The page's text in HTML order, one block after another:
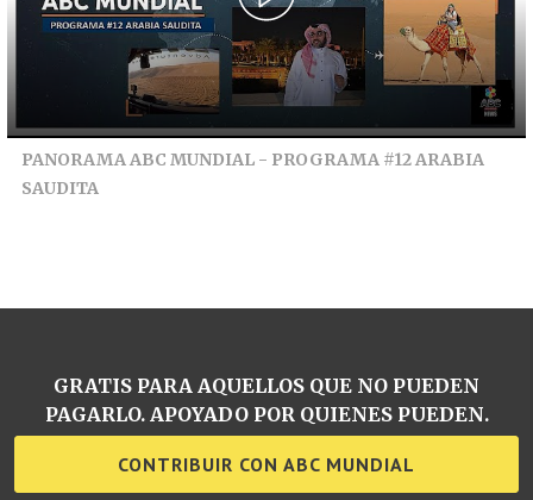
PANORAMA ABC MUNDIAL - PROGRAMA #12 ARABIA
SAUDITA
GRATIS PARA AQUELLOS QUE NO PUEDEN
PAGARLO. APOYADO POR QUIENES PUEDEN.
CONTRIBUIR CON ABC MUNDIAL